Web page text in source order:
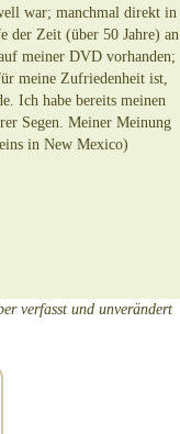
war; manchmal direkt in
der Zeit (über 50 Jahre) an
meiner DVD vorhanden;
meine Zufriedenheit ist,
Ich habe bereits meinen
Segen. Meiner Meinung
in New Mexico)
verfasst und unverändert